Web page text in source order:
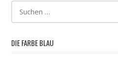
DIE FARBE BLAU